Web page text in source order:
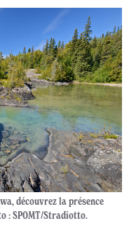
découvrez la présence
: SPOMT/Stradiotto.